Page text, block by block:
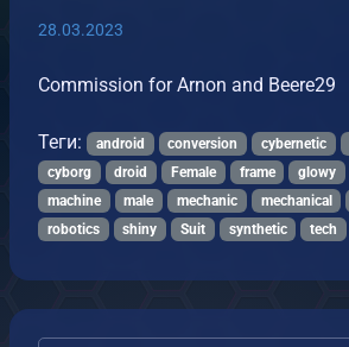
28.03.2023
Commission for Arnon and Beere29
Теги: android conversion cybernetic
cyborg
droid Female frame glowy
machine
male mechanic mechanical
robotics
shiny Suit synthetic tech